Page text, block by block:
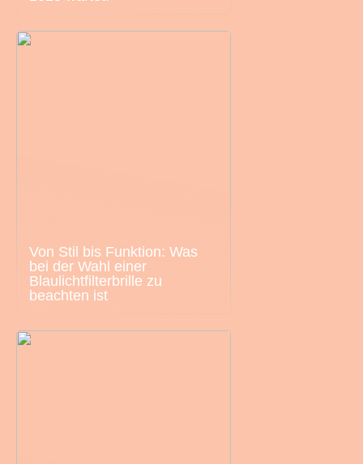
Von Stil bis Funktion: Was
bei der Wahl einer
Blaulichtfilterbrille zu
beachten ist